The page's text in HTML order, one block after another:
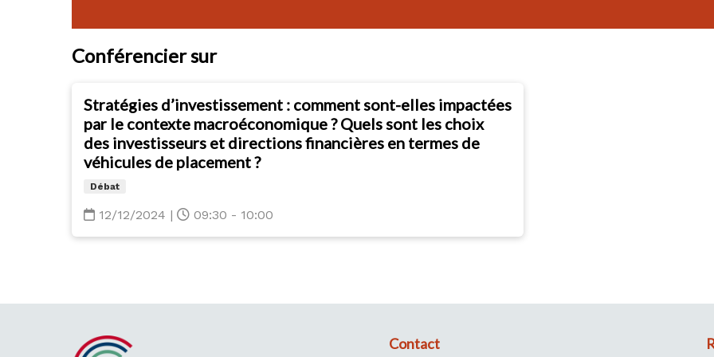
Conférencier sur
Stratégies d’investissement : comment sont-elles impactées
par le contexte macroéconomique ? Quels sont les choix
des investisseurs et directions financières en termes de
véhicules de placement ?
Débat
12/12/2024 | 09:30 - 10:00
Contact